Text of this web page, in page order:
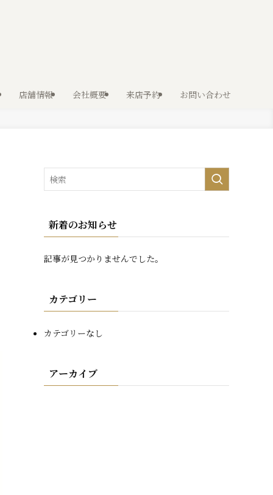
店舗情報 会社概要 来店予約 お問い合わせ
新着のお知らせ
記事が見つかりませんでした。
カテゴリー
カテゴリーなし
アーカイブ